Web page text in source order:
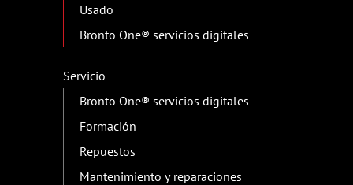
Usado
Bronto One® servicios digitales
Servicio
Bronto One® servicios digitales
Formación
Repuestos
Mantenimiento y reparaciones